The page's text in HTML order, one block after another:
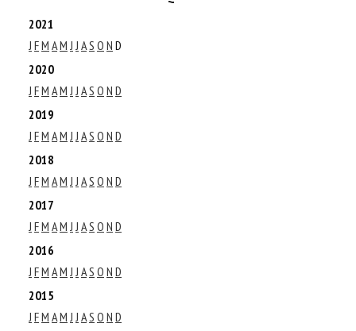
2021
J FM AM J J AS O N D
2020
J FM AM J J AS O N D
2019
J FM AM J J AS O N D
2018
J FM AM J J AS O N D
2017
J FM AM J J AS O N D
2016
J FM AM J J AS O N D
2015
J FM AM J J AS O N D